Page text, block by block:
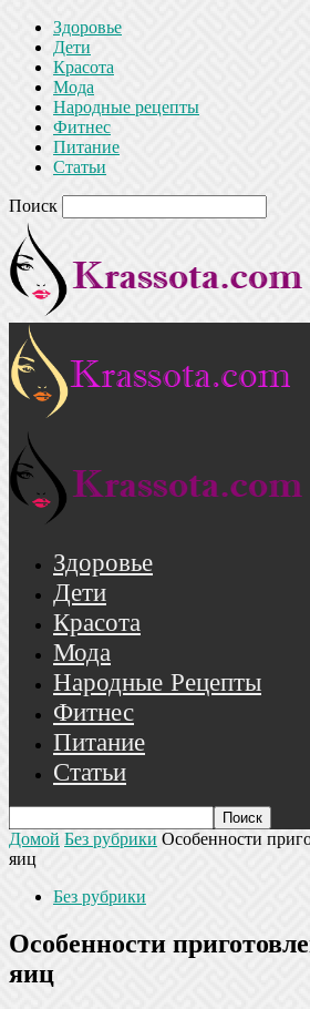
Здоровье
Дети
Красота
Мода
Народные рецепты
Фитнес
Питание
Статьи
Поиск
Здоровье
Дети
Красота
Мода
Народные Рецепты
Фитнес
Питание
Статьи
Домой Без рубрики Особенности
яиц
Без рубрики
Особенности
яиц